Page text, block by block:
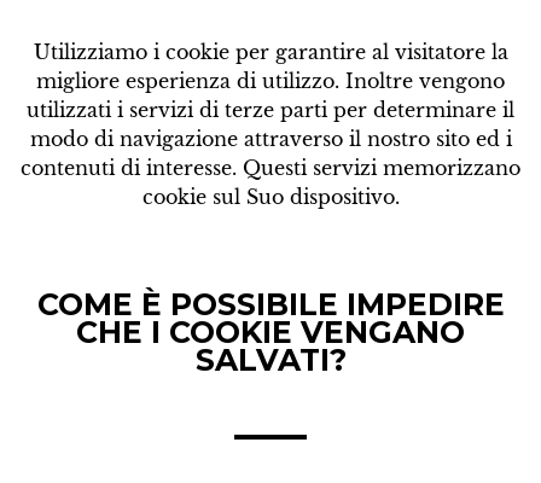
Utilizziamo i cookie per garantire al visitatore la
migliore esperienza di utilizzo. Inoltre vengono
utilizzati i servizi di terze parti per determinare il
modo di navigazione attraverso il nostro sito ed i
contenuti di interesse. Questi servizi memorizzano
cookie sul Suo dispositivo.
COME È POSSIBILE IMPEDIRE
CHE I COOKIE VENGANO
SALVATI?